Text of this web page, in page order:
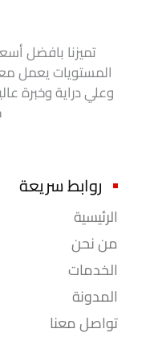
تميزنا بافضل
المستويات يعمل
وعلي دراية وخبرة
روابط سريعة
الرئيسية
من نحن
الخدمات
المدونة
تواصل معنا